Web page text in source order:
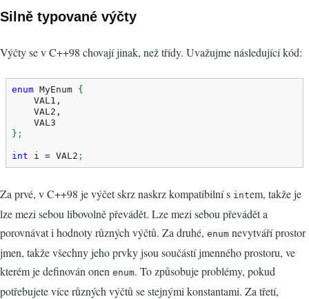
Silně typované výčty
Výčty se v C++98 chovají jinak, než třídy. Uvažujme následující kód:
enum MyEnum {
    VAL1,
    VAL2,
} ;
int i = VAL2 ;
Za prvé, v C++98 je výčet skrz naskrz kompatibilní s intem, takže je
lze mezi sebou libovolně převádět. Lze mezi sebou převádět a
porovnávat i hodnoty různých výčtů. Za druhé, enum nevytváří prostor
jmen, takže všechny jeho prvky jsou součástí jmenného prostoru, ve
kterém je definován onen enum. To způsobuje problémy, pokud
potřebujete více různých výčtů se stejnými konstantami. Za třetí,